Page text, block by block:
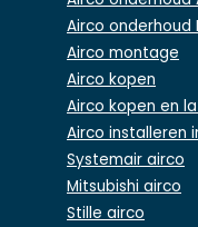
Airco onderhoud
Airco montage
Airco kopen
Airco kopen en
Airco installeren
Systemair airco
Mitsubishi airco
Stille airco